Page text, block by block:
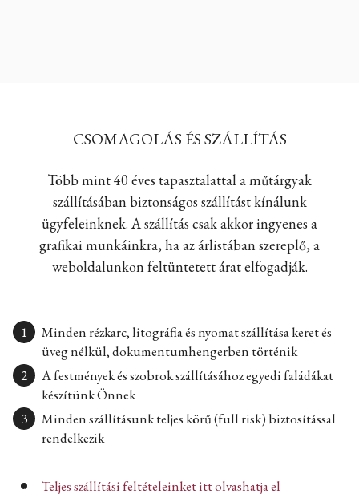
CSOMAGOLÁS ÉS SZÁLLÍTÁS
Több mint 40 éves tapasztalattal a műtárgyak
szállításában biztonságos szállítást kínálunk
ügyfeleinknek. A szállítás csak akkor ingyenes a
grafikai munkáinkra, ha az árlistában szereplő, a
weboldalunkon feltüntetett árat elfogadják.
Minden rézkarc, litográfia és nyomat szállítása keret és
üveg nélkül, dokumentumhengerben történik
A festmények és szobrok szállításához egyedi faládákat
készítünk Önnek
Minden szállításunk teljes körű (full risk) biztosítással
rendelkezik
Teljes szállítási feltételeinket itt olvashatja el